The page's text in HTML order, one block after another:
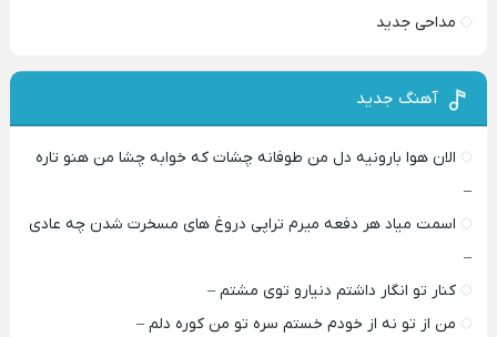
مداحی جدید
آهنگ جدید
الان هوا بارونیه دل من طوفانه چشات که خوابه چشا من هنو تاره
–
اسمت میاد هر دفعه میرم تراپی دروغ‌ های مسخرت شدن چه عادی
–
کنار تو انگار داشتم دنیارو توی مشتم –
من از تو نه از خودم خستم سره تو من کوره دلم –